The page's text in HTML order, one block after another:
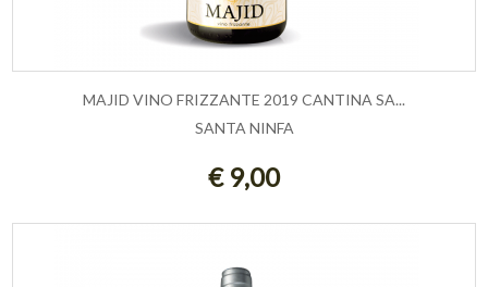
ESAURITO
MAJID VINO FRIZZANTE 2019 CANTINA SA...
SANTA NINFA
€ 9,00